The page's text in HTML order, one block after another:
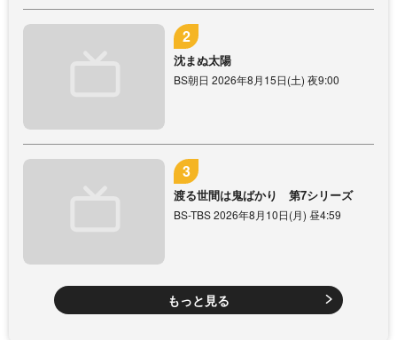
沈まぬ太陽
BS朝日 2026年8月15日(土) 夜9:00
渡る世間は鬼ばかり 第7シリーズ
BS-TBS 2026年8月10日(月) 昼4:59
もっと見る